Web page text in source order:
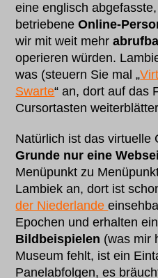
eine englisch
betriebeneOnline-
wir mit weit mehr
operieren würden.
was (steuern Sie mal „
Swarte“ an, dort auf das
Cursortasten
Natürlich ist das virtuelle
Grunde nur eine
Menüpunkt zu
Lambiek an, dort ist
der Niederlande
Epochen und erhalten
Bildbeispielen (was mir
Museum fehlt, ist ein
Panelabfolgen, es